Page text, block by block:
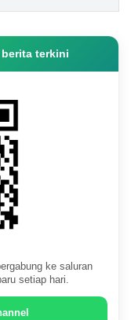
terkini
ke saluran
setiap hari.